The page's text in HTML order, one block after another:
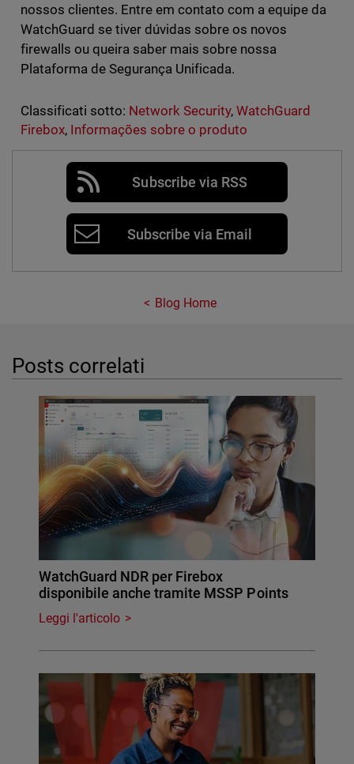
nossos clientes. Entre em contato com a equipe da
WatchGuard se tiver dúvidas sobre os novos
firewalls ou queira saber mais sobre nossa
Plataforma de Segurança Unificada.
Classificati sotto: Network Security,WatchGuard
Firebox, Informações sobre o produto
Subscribe via RSS
Subscribe via Email
Blog Home
Posts correlati
WatchGuard NDR per Firebox
disponibile anche tramite MSSP Points
Leggi l'articolo